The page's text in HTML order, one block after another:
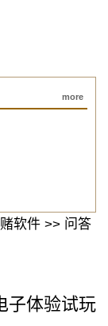
more
软件 >> 问答
子体验试玩